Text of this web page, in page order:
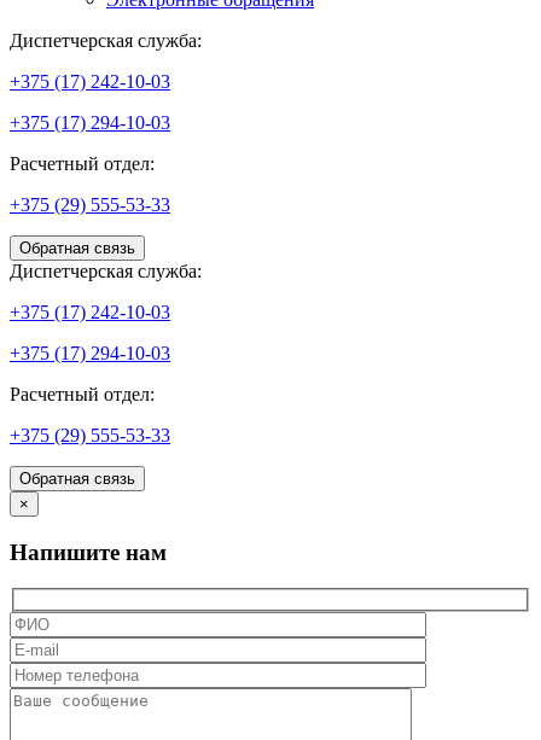
Диспетчерская служба:
+375 (17) 242-10-03
+375 (17) 294-10-03
Расчетный отдел:
+375 (29) 555-53-33
Обратная связь
Диспетчерская служба:
+375 (17) 242-10-03
+375 (17) 294-10-03
Расчетный отдел:
+375 (29) 555-53-33
Обратная связь
×
Напишите нам